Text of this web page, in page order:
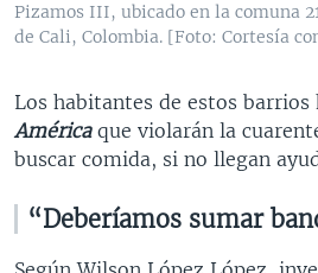
Pizamos III, ubicado en la comuna
de Cali, Colombia. [Foto: Cortesía
Los habitantes de estos barrios
Américaque violarán la
buscar comida, si no llegan
“Deberíamos sumar